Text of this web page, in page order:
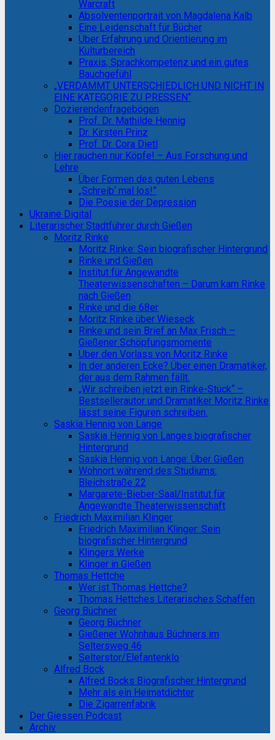
Warcraft
Absolventenportrait von Magdalena Kalb
Eine Leidenschaft für Bücher
Über Erfahrung und Orientierung im
Kulturbereich
Praxis, Sprachkompetenz und ein gutes
Bauchgefühl
„VERDAMMT UNTERSCHIEDLICH UND NICHT IN
EINE KATEGORIE ZU PRESSEN“
Dozierendenfragebögen
Prof. Dr. Mathilde Hennig
Dr. Kirsten Prinz
Prof. Dr. Cora Dietl
Hier rauchen nur Köpfe! – Aus Forschung und
Lehre
Über Formen des guten Lebens
„Schreib‘ mal los!”
Die Poesie der Depression
Ukraine Digital
Literarischer Stadtführer durch Gießen
Moritz Rinke
Moritz Rinke: Sein biografischer Hintergrund
Rinke und Gießen
Institut für Angewandte
Theaterwissenschaften – Darum kam Rinke
nach Gießen
Rinke und die 68er
Moritz Rinke über Wieseck
Rinke und sein Brief an Max Frisch –
Gießener Schöpfungsmomente
Über den Vorlass von Moritz Rinke
In der anderen Ecke? Über einen Dramatiker,
der aus dem Rahmen fällt.
„Wir schreiben jetzt ein Rinke-Stück“ –
Bestsellerautor und Dramatiker Moritz Rinke
lässt seine Figuren schreiben.
Saskia Hennig von Lange
Saskia Hennig von Langes biografischer
Hintergrund
Saskia Hennig von Lange: Über Gießen
Wohnort während des Studiums:
Bleichstraße 22
Margarete-Bieber-Saal/Institut für
Angewandte Theaterwissenschaft
Friedrich Maximilian Klinger
Friedrich Maximilian Klinger: Sein
biografischer Hintergrund
Klingers Werke
Klinger in Gießen
Thomas Hettche
Wer ist Thomas Hettche?
Thomas Hettches Literarisches Schaffen
Georg Büchner
Georg Büchner
Gießener Wohnhaus Büchners im
Seltersweg 46
Selterstor/Elefantenklo
Alfred Bock
Alfred Bocks Biografischer Hintergrund
Mehr als ein Heimatdichter
Die Zigarrenfabrik
Der Giessen Podcast
Archiv